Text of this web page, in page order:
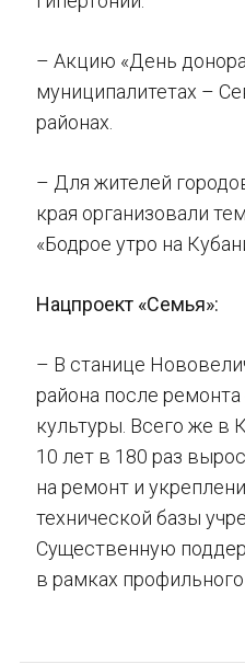
– Акцию «День
муниципалитетах –
районах.
– Для жителей
края организовали
«Бодрое утро на
Нацпроект «Семья»:
– В станице
района после
культуры. Всего же в
10 лет в 180 раз
на ремонт и
технической базы
Существенную
в рамках профильного